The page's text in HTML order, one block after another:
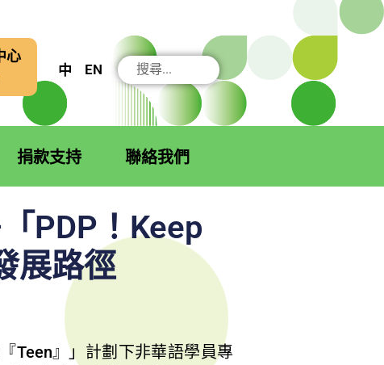
心
中 EN
搜
尋
捐款支持 聯絡我們
PDP！Keep
展路徑
Teen』」計劃下非華語學員專